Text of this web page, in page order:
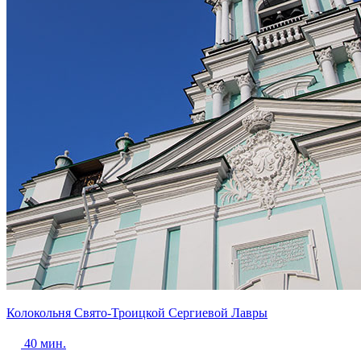
Колокольня Свято-Троицкой Сергиевой Лавры
40 мин.